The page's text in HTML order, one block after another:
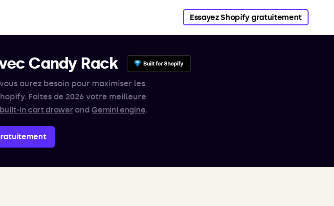
Essayez Shopify gratuitement
Candy Rack
aurez besoin pour maximiser les
Faites de 2026 votre meilleure
built-in cart drawer andGemini engine.